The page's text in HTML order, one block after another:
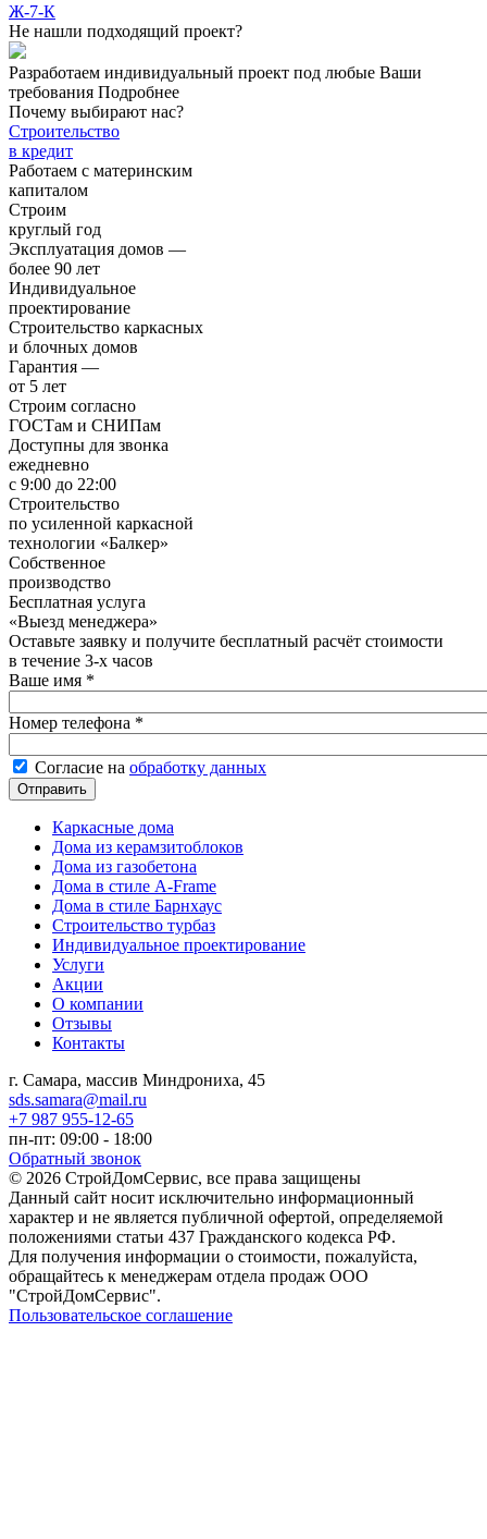
Ж-7-К
Не нашли подходящий проект?
Разработаем индивидуальный проект под любые Ваши
требования Подробнее
Почему выбирают нас?
Строительство
в кредит
Работаем с материнским
капиталом
Строим
круглый год
Эксплуатация домов —
более 90 лет
Индивидуальное
проектирование
Строительство каркасных
и блочных домов
Гарантия —
от 5 лет
Строим согласно
ГОСТам и СНИПам
Доступны для звонка
ежедневно
с 9:00 до 22:00
Строительство
по усиленной каркасной
технологии «Балкер»
Собственное
производство
Бесплатная услуга
«Выезд менеджера»
Оставьте заявку и получите бесплатный расчёт стоимости
в течение 3‑х часов
Ваше имя *
Номер телефона *
Согласие на обработку данных*
Согласие на обработку данных
Каркасные дома
Дома из керамзитоблоков
Дома из газобетона
Дома в стиле A-Frame
Дома в стиле Барнхаус
Строительство турбаз
Индивидуальное проектирование
Услуги
Акции
О компании
Отзывы
Контакты
г. Самара, массив Миндрониха, 45
sds.samara@mail.ru
+7 987 955-12-65
пн-пт: 09:00 - 18:00
Обратный звонок
© 2026 СтройДомСервис, все права защищены
Данный сайт носит исключительно информационный
характер и не является публичной офертой, определяемой
положениями статьи 437 Гражданского кодекса РФ.
Для получения информации о стоимости, пожалуйста,
обращайтесь к менеджерам отдела продаж ООО
"СтройДомСервис".
Пользовательское соглашение